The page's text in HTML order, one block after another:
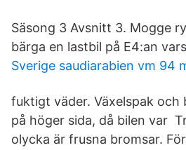
Säsong 3 Avsnitt 3. Mogge
bärga en lastbil på E4:an
Sverige saudiarabien vm 94
fuktigt väder. Växelspak
på höger sida, då bilen var
olycka är frusna bromsar.